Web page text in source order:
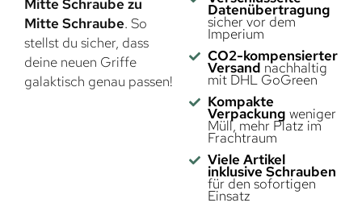
Mitte Schraube zu
Mitte Schraube. So
stellst du sicher, dass
deine neuen Griffe
galaktisch genau passen!
Datenübertragung
sicher vor dem
Imperium
CO2-kompensierter
Versand nachhaltig
mit DHL GoGreen
Kompakte
Verpackung weniger
Müll, mehr Platz im
Frachtraum
Viele Artikel
inklusive Schrauben
für den sofortigen
Einsatz